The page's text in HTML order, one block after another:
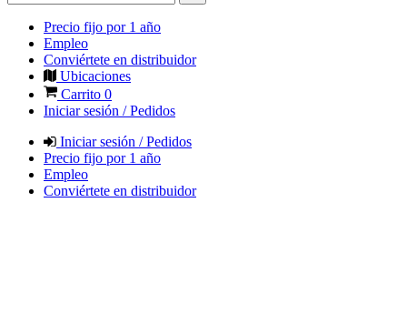
Precio fijo por 1 año
Empleo
Conviértete en distribuidor
Ubicaciones
Carrito 0
Iniciar sesión / Pedidos
Iniciar sesión / Pedidos
Precio fijo por 1 año
Empleo
Conviértete en distribuidor